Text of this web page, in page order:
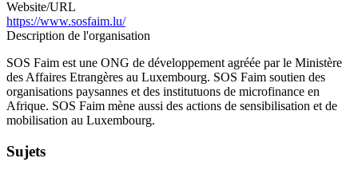
Website/URL
https://www.sosfaim.lu/
Description de l'organisation
SOS Faim est une ONG de développement agréée par le Ministère
des Affaires Etrangères au Luxembourg. SOS Faim soutien des
organisations paysannes et des institutuons de microfinance en
Afrique. SOS Faim mène aussi des actions de sensibilisation et de
mobilisation au Luxembourg.
Sujets